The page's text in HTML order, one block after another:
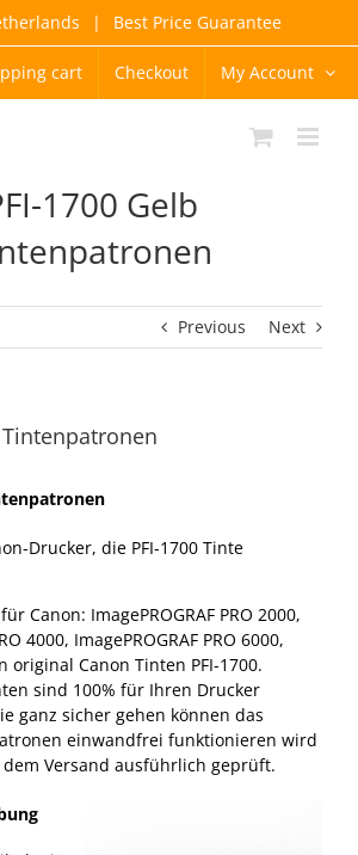
| Best Price Guarantee
cart Checkout My Account
1700 Gelb
Previous Next
Tintenpatronen
Drucker, die PFI-1700 Tinte
Canon: ImagePROGRAF PRO 2000,
4000, ImagePROGRAF PRO 6000,
original Canon Tinten PFI-1700.
sind 100% für Ihren Drucker
ganz sicher gehen können das
einwandfrei funktionieren wird
Versand ausführlich geprüft.